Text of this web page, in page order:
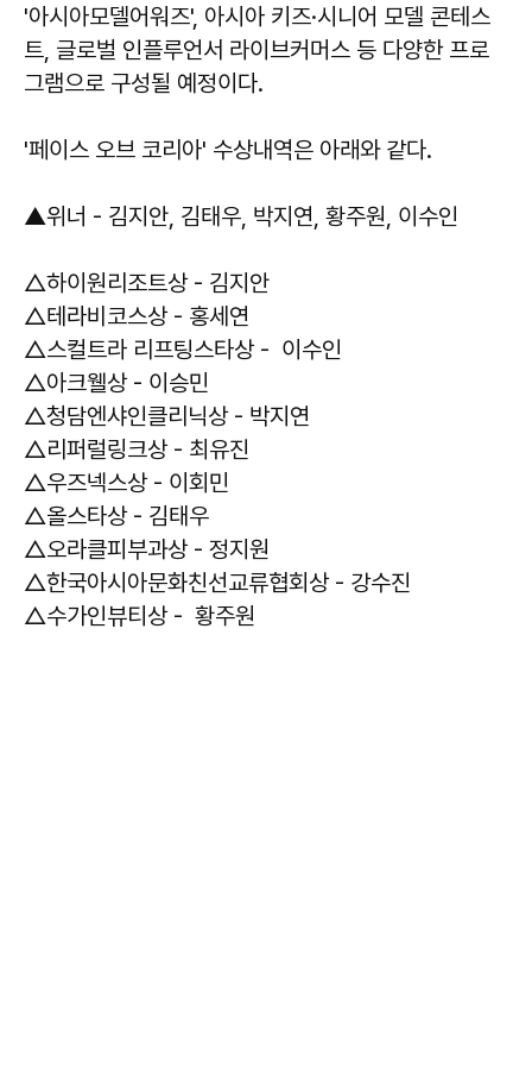
'아시아모델어워즈', 아시아 키즈·시니어 모델 콘테스
트, 글로벌 인플루언서 라이브커머스 등 다양한 프로
그램으로 구성될 예정이다.
'페이스 오브 코리아' 수상내역은 아래와 같다.
▲위너 - 김지안, 김태우, 박지연, 황주원, 이수인
△하이원리조트상 - 김지안
△테라비코스상 - 홍세연
△스컬트라 리프팅스타상 - 이수인
△아크웰상 - 이승민
△청담엔샤인클리닉상 - 박지연
△리퍼럴링크상 - 최유진
△우즈넥스상 - 이회민
△올스타상 - 김태우
△오라클피부과상 - 정지원
△한국아시아문화친선교류협회상 - 강수진
△수가인뷰티상 - 황주원